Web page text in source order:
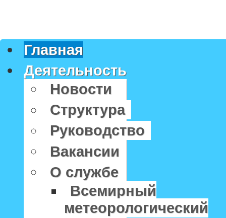
Главная
Деятельность
Новости
Структура
Руководство
Вакансии
О службе
Всемирный
метеорологический